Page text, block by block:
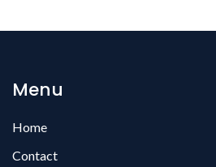
Menu
Home
Contact